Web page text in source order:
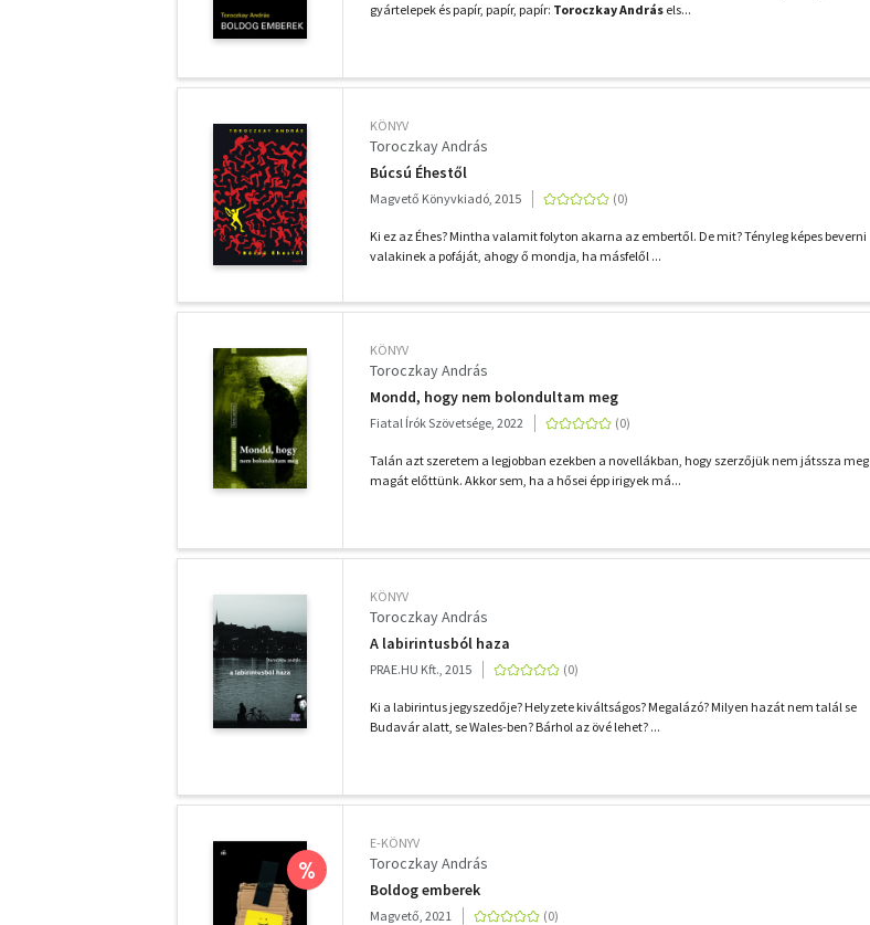
gyártelepek és papír, papír, papír: Toroczkay András els...
KÖNYV
Toroczkay András
Búcsú Éhestől
Magvető Könyvkiadó, 2015
Ki ez az Éhes? Mintha valamit folyton akarna az embertől. De mit? Tényleg képes beverni
valakinek a pofáját, ahogy ő mondja, ha másfelől ...
KÖNYV
Toroczkay András
Mondd, hogy nem bolondultam meg
Fiatal Írók Szövetsége, 2022
Talán azt szeretem a legjobban ezekben a novellákban, hogy szerzőjük nem játssza meg
magát előttünk. Akkor sem, ha a hősei épp irigyek má...
KÖNYV
Toroczkay András
A labirintusból haza
PRAE.HU Kft., 2015
Ki a labirintus jegyszedője? Helyzete kiváltságos? Megalázó? Milyen hazát nem talál se
Budavár alatt, se Wales-ben? Bárhol az övé lehet? ...
%
E-KÖNYV
Toroczkay András
Boldog emberek
Magvető, 2021